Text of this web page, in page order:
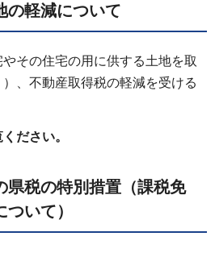
の軽減について
その住宅の用に供する土地を取
、不動産取得税の軽減を受ける
ださい。
県税の特別措置（課税免
ついて）